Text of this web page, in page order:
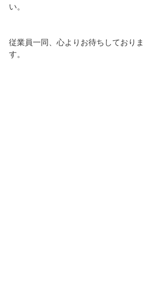
い。
従業員一同、心よりお待ちしておりま
す。